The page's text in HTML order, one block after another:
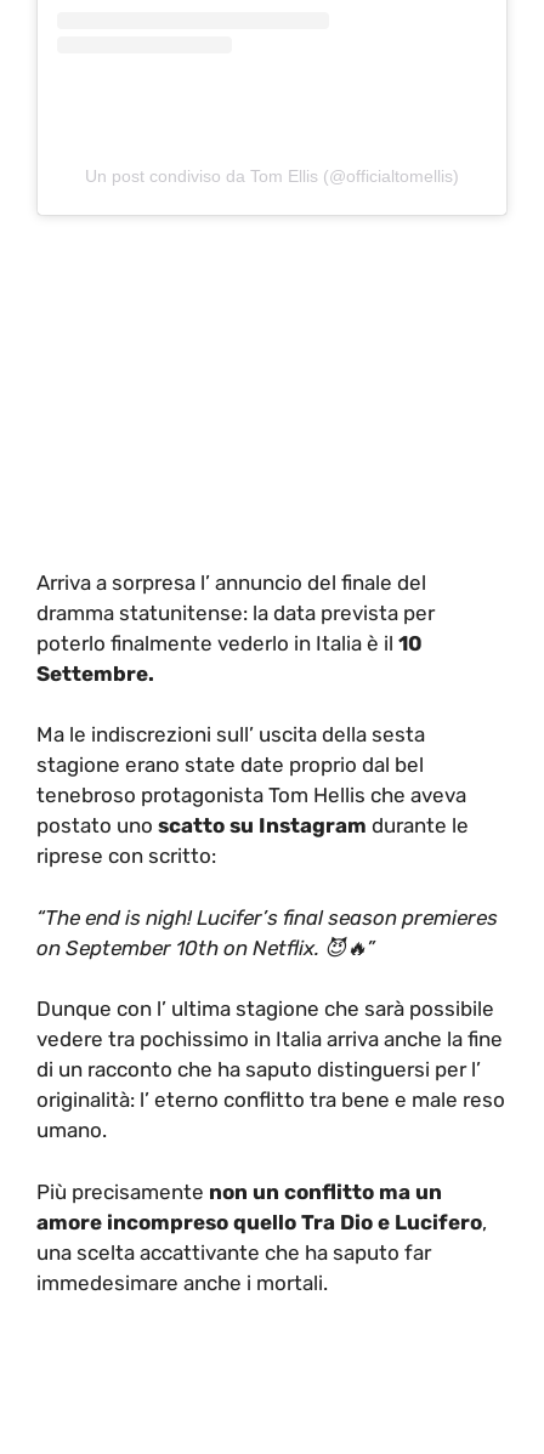
Un post condiviso da Tom Ellis (@officialtomellis)
Arriva a sorpresa l’ annuncio del finale del
dramma statunitense: la data prevista per
poterlo finalmente vederlo in Italia è il 10
Settembre.
Ma le indiscrezioni sull’ uscita della sesta
stagione erano state date proprio dal bel
tenebroso protagonista Tom Hellis che aveva
postato uno scatto su Instagram durante le
riprese con scritto:
“The end is nigh! Lucifer’s final season premieres
on September 10th on Netflix. 😈🔥”
Dunque con l’ ultima stagione che sarà possibile
vedere tra pochissimo in Italia arriva anche la fine
di un racconto che ha saputo distinguersi per l’
originalità: l’ eterno conflitto tra bene e male reso
umano.
Più precisamente non un conflitto ma un
amore incompreso quello Tra Dio e Lucifero,
una scelta accattivante che ha saputo far
immedesimare anche i mortali.